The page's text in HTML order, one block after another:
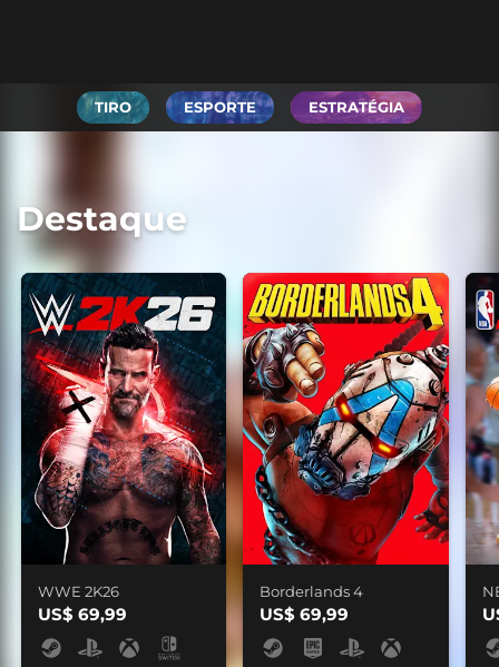
TIRO ESPORTE ESTRATÉGIA
Destaque
WWE 2K26
US$ 69,99
Borderlands 4
US$ 69,99